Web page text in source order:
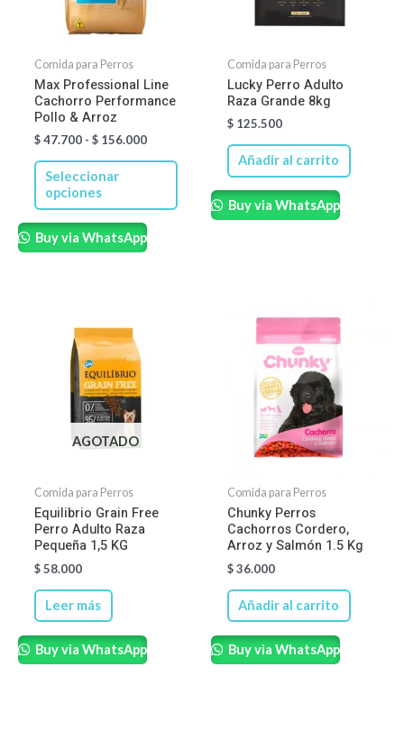
Comida para Perros
Max Professional Line
Cachorro Performance
Pollo & Arroz
$47.700 - $156.000
Seleccionar
opciones
producto
Buy via WhatsApp
Comida para Perros
Lucky Perro Adulto
Raza Grande 8kg
$125.500
Añadir al carrito
Buy via WhatsApp
AGOTADO
Comida para Perros
Equilibrio Grain Free
Perro Adulto Raza
Pequeña 1,5 KG
$58.000
Leer más
Buy via WhatsApp
Comida para Perros
Chunky Perros
Cachorros Cordero,
Arroz y Salmón 1.5 Kg
$36.000
Añadir al carrito
Buy via WhatsApp